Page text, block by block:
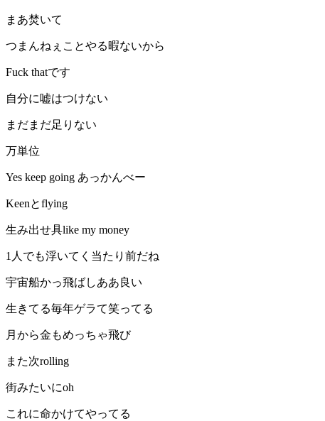
まあ焚いて
つまんねぇことやる暇ないから
Fuck thatです
自分に嘘はつけない
まだまだ足りない
万単位
Yes keep going あっかんべー
Keenとflying
生み出せ具like my money
1人でも浮いてく当たり前だね
宇宙船かっ飛ばしああ良い
生きてる毎年ゲラて笑ってる
月から金もめっちゃ飛び
また次rolling
街みたいにoh
これに命かけてやってる